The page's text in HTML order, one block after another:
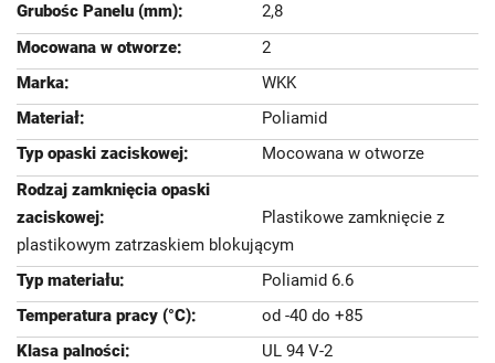
2,8
2
WKK
Poliamid
Mocowana w otworze
Plastikowe zamknięcie z
plastikowym zatrzaskiem blokującym
Poliamid 6.6
od -40 do +85
UL 94 V-2